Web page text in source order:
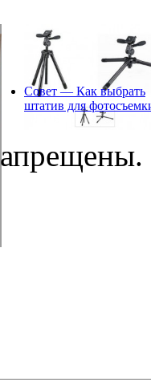
Совет — Как выбрать
штатив для